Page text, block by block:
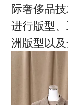
际奢侈品
进行版型
洲版型以